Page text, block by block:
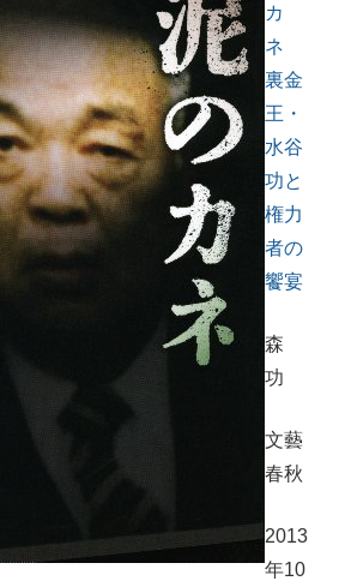
カ
ネ
裏金
王・
水谷
功と
権力
者の
饗宴
森
功
文藝
春秋
2013
年10